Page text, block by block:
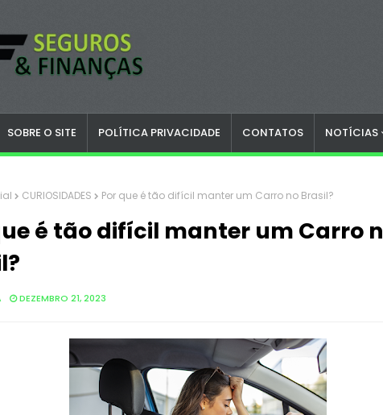
SOBRE O SITE POLÍTICA PRIVACIDADE CONTATOS NOTÍCIAS
CURIOSIDADES Por que é tão difícil manter um Carro no Brasil?
é tão difícil manter um Carro
DEZEMBRO 21, 2023